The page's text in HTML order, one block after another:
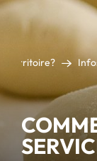
territoire?